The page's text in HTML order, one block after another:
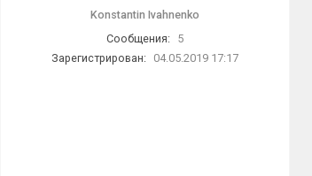
Konstantin Ivahnenko
Сообщения:
5
Зарегистрирован:
04.05.2019 17:17